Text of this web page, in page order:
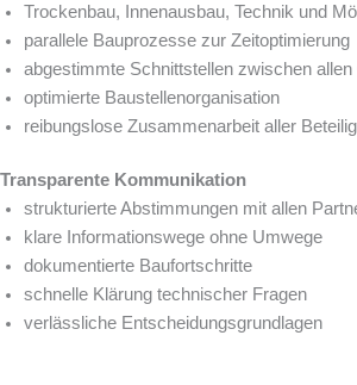
Trockenbau, Innenausbau, Technik und
parallele Bauprozesse zur Zeitoptimierung
abgestimmte Schnittstellen zwischen
optimierte Baustellenorganisation
reibungslose Zusammenarbeit aller
Transparente Kommunikation
strukturierte Abstimmungen mit allen
klare Informationswege ohne Umwege
dokumentierte Baufortschritte
schnelle Klärung technischer Fragen
verlässliche Entscheidungsgrundlagen